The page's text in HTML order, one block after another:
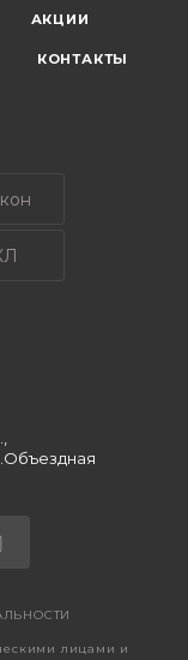
АКЦИИ
КОНТАКТЫ
лицами и